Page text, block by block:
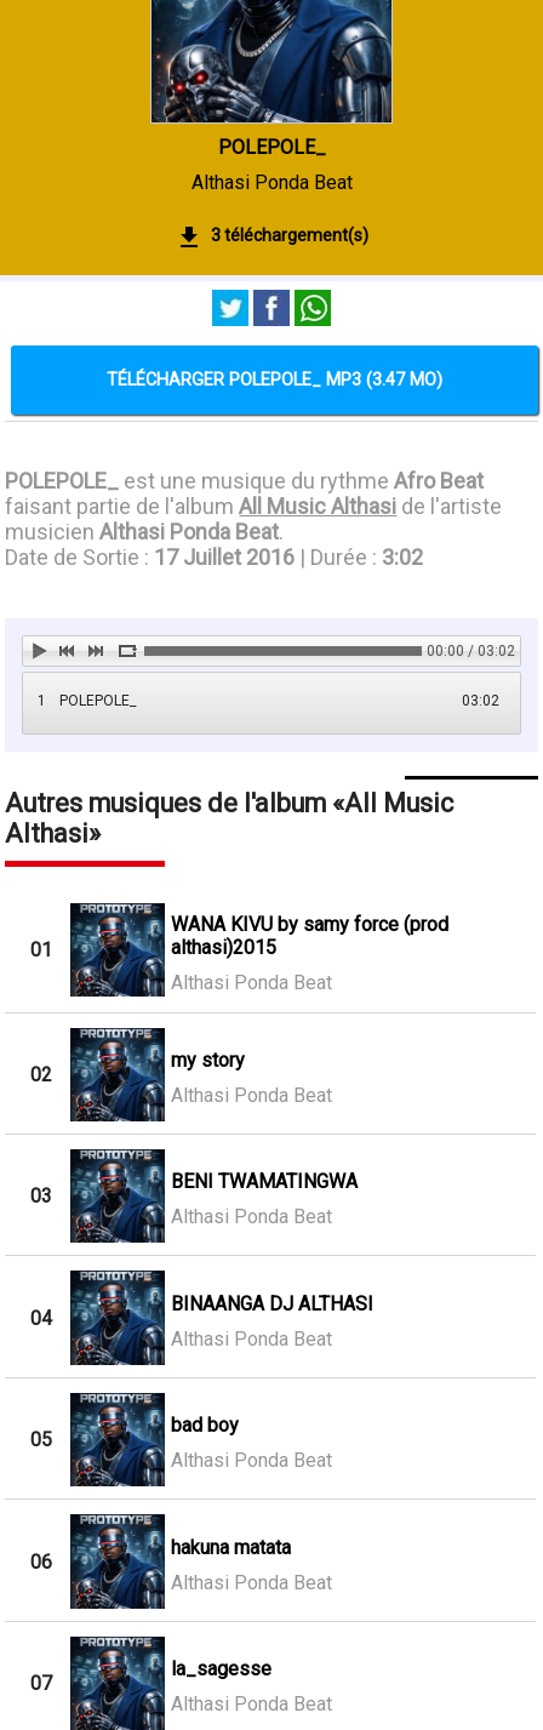
POLEPOLE_
Althasi Ponda Beat
3 téléchargement(s)
TÉLÉCHARGER POLEPOLE_ MP3 (3.47 MO)
POLEPOLE_ est une musique du rythmeAfro Beat
faisant partie de l'albumAll Music Althasi de l'artiste
musicienAlthasi Ponda Beat.
Date de Sortie : 17 Juillet 2016 | Durée : 3:02
00:00 / 03:02
1 03:02
POLEPOLE_
Autres musiques de l'album
All Music
Althasi
01
WANA KIVU by samy force (prod
althasi)2015
Althasi Ponda Beat
02
my story
Althasi Ponda Beat
03
BENI TWAMATINGWA
Althasi Ponda Beat
04
BINAANGA DJ ALTHASI
Althasi Ponda Beat
05
bad boy
Althasi Ponda Beat
06
hakuna matata
Althasi Ponda Beat
07
la_sagesse
Althasi Ponda Beat